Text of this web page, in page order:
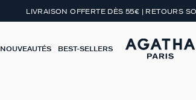
LIVRAISON OFFERTE DÈS 55€ | RETOURS
NOUVEAUTÉS BEST-SELLERS